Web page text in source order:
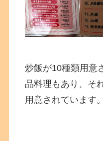
炒飯が10種類用意
品料理もあり、そ
用意されています。